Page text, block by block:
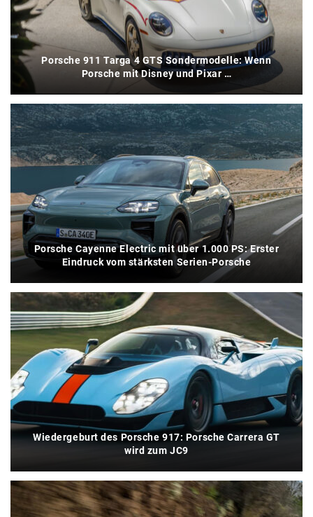
Porsche 911 Targa 4 GTS Sondermodelle: Wenn
Porsche mit Disney und Pixar …
Porsche Cayenne Electric mit über 1.000 PS: Erster
Eindruck vom stärksten Serien-Porsche
Wiedergeburt des Porsche 917: Porsche Carrera GT
wird zum JC9